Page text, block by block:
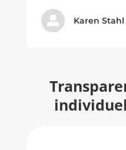
 Karen Stahl